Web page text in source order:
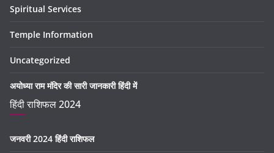
Spiritual Services
Temple Information
Uncategorized
अयोध्या राम मंदिर की सारी जानकारी हिंदी में
हिंदी राशिफल 2024
जनवरी 2024 हिंदी राशिफल